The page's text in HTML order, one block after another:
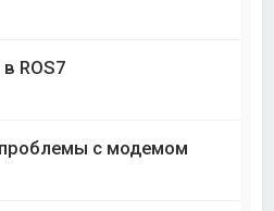
ROS7
с модемом